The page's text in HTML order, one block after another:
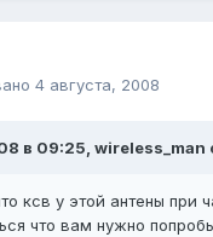
4 августа, 2008
в 09:25, wireless_man
ксв у этой антены при
что вам нужно